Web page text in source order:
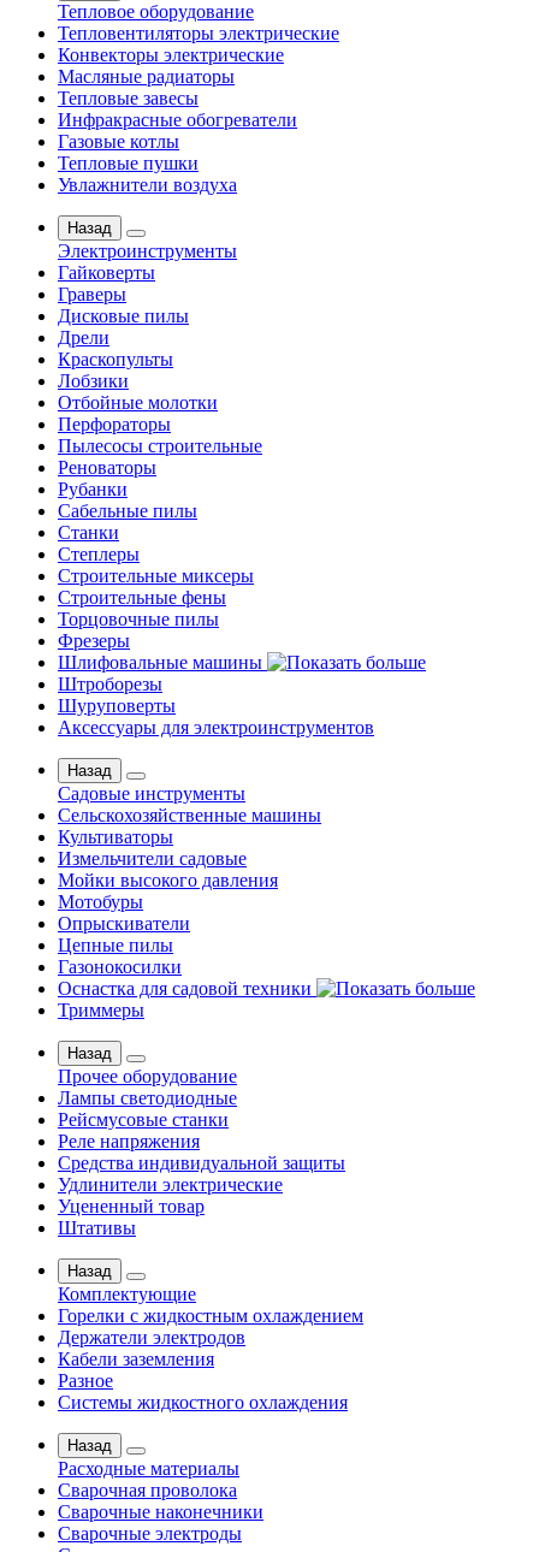
Тепловое оборудование
Тепловентиляторы электрические
Конвекторы электрические
Масляные радиаторы
Тепловые завесы
Инфракрасные обогреватели
Газовые котлы
Тепловые пушки
Увлажнители воздуха
Назад
Электроинструменты
Гайковерты
Граверы
Дисковые пилы
Дрели
Краскопульты
Лобзики
Отбойные молотки
Перфораторы
Пылесосы строительные
Реноваторы
Рубанки
Сабельные пилы
Станки
Степлеры
Строительные миксеры
Строительные фены
Торцовочные пилы
Фрезеры
Шлифовальные машины
Штроборезы
Шуруповерты
Аксессуары для электроинструментов
Назад
Садовые инструменты
Сельскохозяйственные машины
Культиваторы
Измельчители садовые
Мойки высокого давления
Мотобуры
Опрыскиватели
Цепные пилы
Газонокосилки
Оснастка для садовой техники
Триммеры
Назад
Прочее оборудование
Лампы светодиодные
Рейсмусовые станки
Реле напряжения
Средства индивидуальной защиты
Удлинители электрические
Уцененный товар
Штативы
Назад
Комплектующие
Горелки с жидкостным охлаждением
Держатели электродов
Кабели заземления
Разное
Системы жидкостного охлаждения
Назад
Расходные материалы
Сварочная проволока
Сварочные наконечники
Сварочные электроды